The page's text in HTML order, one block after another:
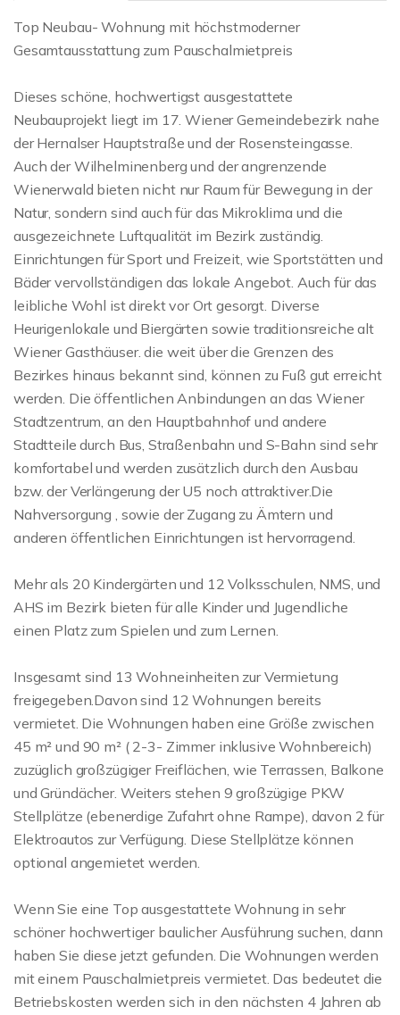
Top Neubau- Wohnung mit höchstmoderner
Gesamtausstattung zum Pauschalmietpreis
Dieses schöne, hochwertigst ausgestattete
Neubauprojekt liegt im 17. Wiener Gemeindebezirk nahe
der Hernalser Hauptstraße und der Rosensteingasse.
Auch der Wilhelminenberg und der angrenzende
Wienerwald bieten nicht nur Raum für Bewegung in der
Natur, sondern sind auch für das Mikroklima und die
ausgezeichnete Luftqualität im Bezirk zuständig.
Einrichtungen für Sport und Freizeit, wie Sportstätten und
Bäder vervollständigen das lokale Angebot. Auch für das
leibliche Wohl ist direkt vor Ort gesorgt. Diverse
Heurigenlokale und Biergärten sowie traditionsreiche alt
Wiener Gasthäuser. die weit über die Grenzen des
Bezirkes hinaus bekannt sind, können zu Fuß gut erreicht
werden. Die öffentlichen Anbindungen an das Wiener
Stadtzentrum, an den Hauptbahnhof und andere
Stadtteile durch Bus, Straßenbahn und S-Bahn sind sehr
komfortabel und werden zusätzlich durch den Ausbau
bzw. der Verlängerung der U5 noch attraktiver.Die
Nahversorgung , sowie der Zugang zu Ämtern und
anderen öffentlichen Einrichtungen ist hervorragend.
Mehr als 20 Kindergärten und 12 Volksschulen, NMS, und
AHS im Bezirk bieten für alle Kinder und Jugendliche
einen Platz zum Spielen und zum Lernen.
Insgesamt sind 13 Wohneinheiten zur Vermietung
freigegeben.Davon sind 12 Wohnungen bereits
vermietet. Die Wohnungen haben eine Größe zwischen
45 m² und 90 m² ( 2-3- Zimmer inklusive Wohnbereich)
zuzüglich großzügiger Freiflächen, wie Terrassen, Balkone
und Gründächer. Weiters stehen 9 großzügige PKW
Stellplätze (ebenerdige Zufahrt ohne Rampe), davon 2 für
Elektroautos zur Verfügung. Diese Stellplätze können
optional angemietet werden.
Wenn Sie eine Top ausgestattete Wohnung in sehr
schöner hochwertiger baulicher Ausführung suchen, dann
haben Sie diese jetzt gefunden. Die Wohnungen werden
mit einem Pauschalmietpreis vermietet. Das bedeutet die
Betriebskosten werden sich in den nächsten 4 Jahren ab